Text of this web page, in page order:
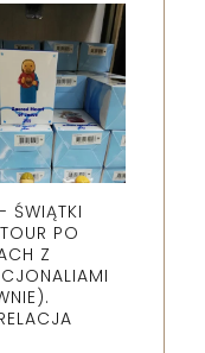
ŚWIĄTKI
PO
Z